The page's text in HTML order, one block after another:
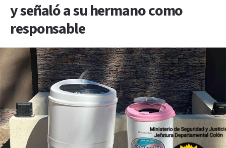
y señaló a su hermano como
responsable